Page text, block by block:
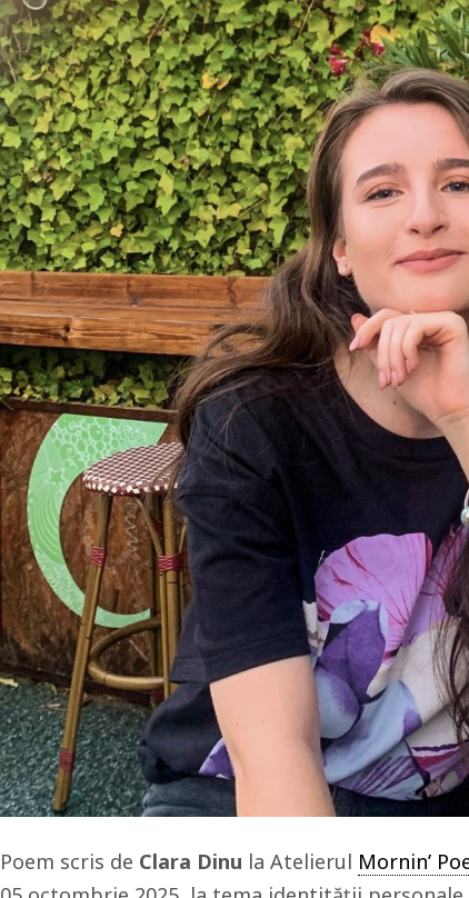
Poem scris de Clara Dinu la Atelierul Mornin’